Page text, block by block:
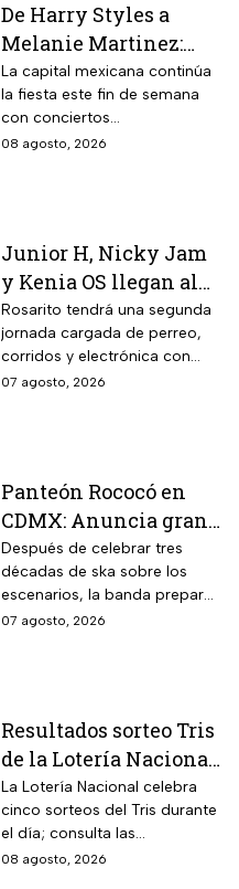
De Harry Styles a
Melanie Martinez:
Estos son los mejores
conciertos hoy 8 de
agosto
La capital mexicana continúa
la fiesta este fin de semana
con conciertos
internacionales y obras de
08 agosto, 2026
Junior H, Nicky Jam
y Kenia OS llegan al
Baja Beach Fest 2026:
Estos son los horarios
del sábado
Rosarito tendrá una segunda
jornada cargada de perreo,
corridos y electrónica con
Farruko, Jowell y Randy, Zion y
07 agosto, 2026
Panteón Rococó en
CDMX: Anuncia gran
cierre de gira en el
Estadio GNP
Después de celebrar tres
décadas de ska sobre los
escenarios, la banda prepara
una última gran fiesta de su
07 agosto, 2026
Resultados sorteo Tris
de la Lotería Nacional
hoy viernes 7 de
agosto 2026: Consulta
los números
ganadores
La Lotería Nacional celebra
cinco sorteos del Tris durante
el día; consulta las
combinaciones ganadoras y
08 agosto, 2026